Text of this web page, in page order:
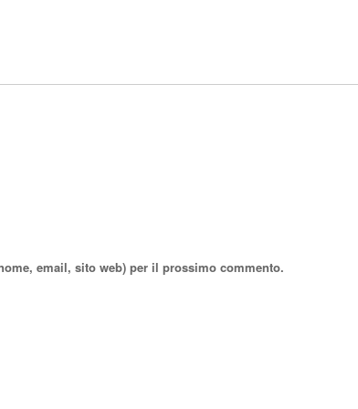
email, sito web) per il prossimo commento.